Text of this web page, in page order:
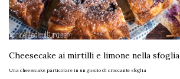
Cheesecake ai mirtilli e limone nella sfoglia
Una cheesecake particolare in un guscio di croccante sfoglia